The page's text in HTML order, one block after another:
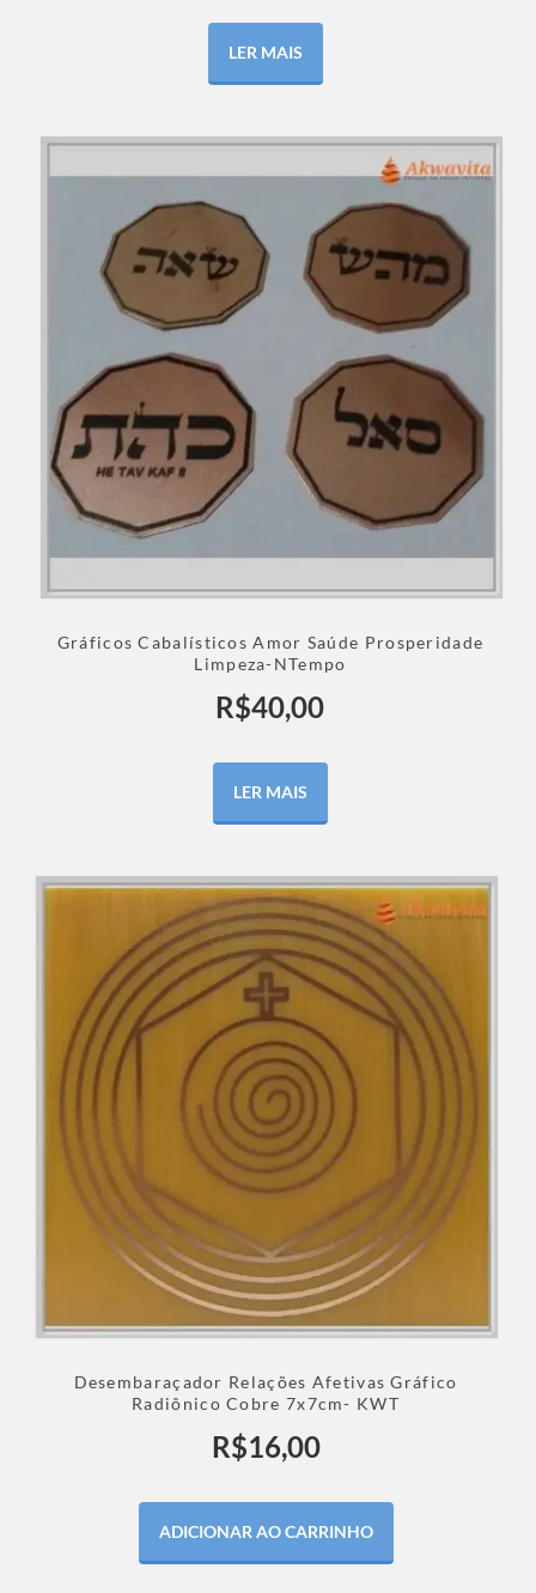
LER MAIS
Gráficos Cabalísticos Amor Saúde Prosperidade
Limpeza-NTempo
R$40,00
LER MAIS
Desembaraçador Relações Afetivas Gráfico
Radiônico Cobre 7x7cm- KWT
R$16,00
ADICIONAR AO CARRINHO